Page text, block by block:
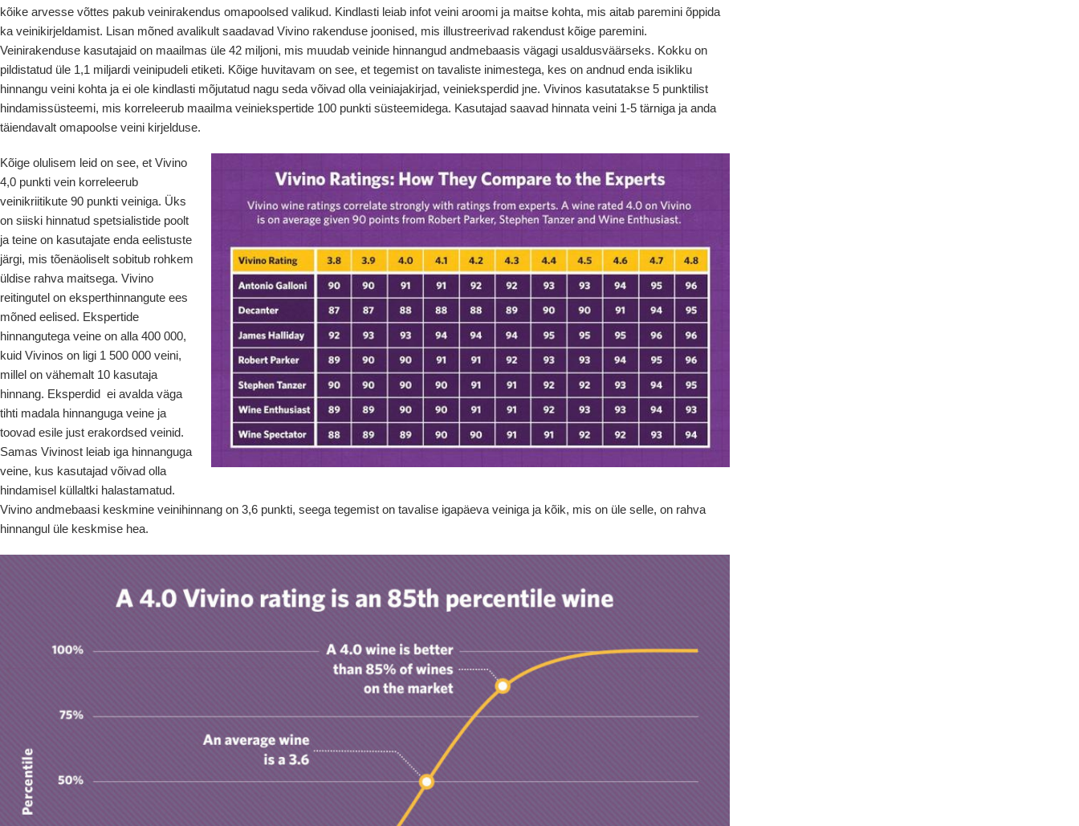
kõike arvesse võttes pakub veinirakendus omapoolsed valikud. Kindlasti leiab infot veini aroomi ja maitse kohta, mis aitab paremini õppida
ka veinikirjeldamist. Lisan mõned avalikult saadavad Vivino rakenduse joonised, mis illustreerivad rakendust kõige paremini.
Veinirakenduse kasutajaid on maailmas üle 42 miljoni, mis muudab veinide hinnangud andmebaasis vägagi usaldusväärseks. Kokku on
pildistatud üle 1,1 miljardi veinipudeli etiketi. Kõige huvitavam on see, et tegemist on tavaliste inimestega, kes on andnud enda isikliku
hinnangu veini kohta ja ei ole kindlasti mõjutatud nagu seda võivad olla veiniajakirjad, veinieksperdid jne. Vivinos kasutatakse 5 punktilist
hindamissüsteemi, mis korreleerub maailma veiniekspertide 100 punkti süsteemidega. Kasutajad saavad hinnata veini 1-5 tärniga ja anda
täiendavalt omapoolse veini kirjelduse.
Kõige olulisem leid on see, et Vivino
4,0 punkti vein korreleerub
veinikriitikute 90 punkti veiniga. Üks
on siiski hinnatud spetsialistide poolt
ja teine on kasutajate enda eelistuste
järgi, mis tõenäoliselt sobitub rohkem
üldise rahva maitsega. Vivino
reitingutel on eksperthinnangute ees
mõned eelised. Ekspertide
hinnangutega veine on alla 400 000,
kuid Vivinos on ligi 1 500 000 veini,
millel on vähemalt 10 kasutaja
hinnang. Eksperdid ei avalda väga
tihti madala hinnanguga veine ja
toovad esile just erakordsed veinid.
Samas Vivinost leiab iga hinnanguga
veine, kus kasutajad võivad olla
hindamisel küllaltki halastamatud.
Vivino andmebaasi keskmine veinihinnang on 3,6 punkti, seega tegemist on tavalise igapäeva veiniga ja kõik, mis on üle selle, on rahva
hinnangul üle keskmise hea.